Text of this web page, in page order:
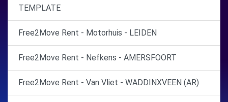
TEMPLATE
Free2Move Rent - Motorhuis - LEIDEN
Free2Move Rent - Nefkens - AMERSFOORT
Free2Move Rent - Van Vliet - WADDINXVEEN (AR)